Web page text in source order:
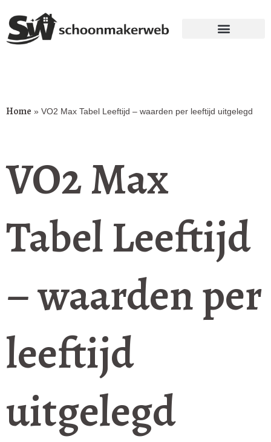
Home » VO2 Max Tabel Leeftijd – waarden per leeftijd uitgelegd
VO2 Max
Tabel Leeftijd
– waarden per
leeftijd
uitgelegd